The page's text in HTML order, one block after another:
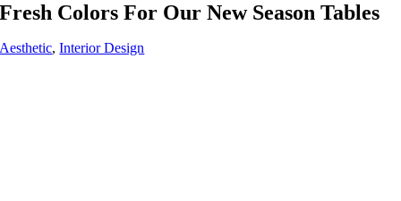
Fresh Colors For Our New Season Tables
Aesthetic,Interior Design